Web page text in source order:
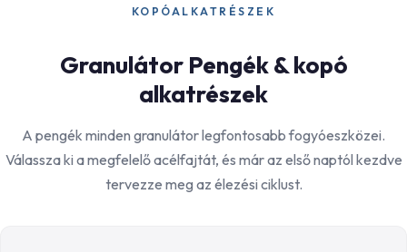
KOPÓALKATRÉSZEK
Granulátor Pengék & kopó
alkatrészek
A pengék minden granulátor legfontosabb fogyóeszközei.
Válassza ki a megfelelő acélfajtát, és már az első naptól kezdve
tervezze meg az élezési ciklust.